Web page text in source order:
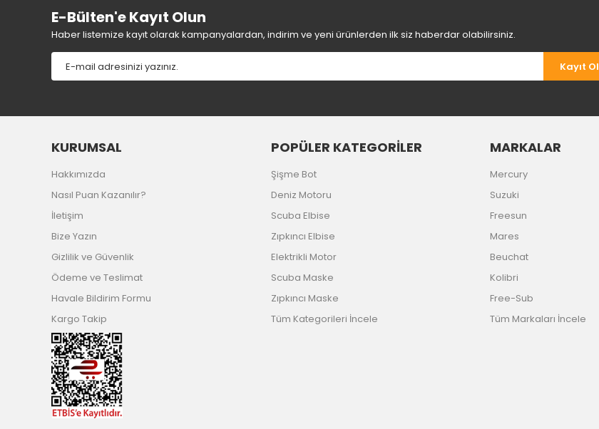
E-Bülten'e Kayıt Olun
Haber listemize kayıt olarak kampanyalardan, indirim ve yeni ürünlerden ilk siz haberdar olabilirsiniz.
Kayıt Ol
KURUMSAL
Hakkımızda
Nasıl Puan Kazanılır?
İletişim
Bize Yazın
Gizlilik ve Güvenlik
Ödeme ve Teslimat
Havale Bildirim Formu
Kargo Takip
POPÜLER KATEGORİLER
Şişme Bot
Deniz Motoru
Scuba Elbise
Zıpkıncı Elbise
Elektrikli Motor
Scuba Maske
Zıpkıncı Maske
Tüm Kategorileri İncele
MARKALAR
Mercury
Suzuki
Freesun
Mares
Beuchat
Kolibri
Free-Sub
Tüm Markaları İncele